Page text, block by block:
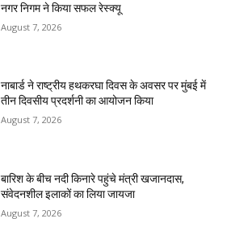
नगर निगम ने किया सफल रेस्क्यू
August 7, 2026
नाबार्ड ने राष्ट्रीय हथकरघा दिवस के अवसर पर मुंबई में
तीन दिवसीय प्रदर्शनी का आयोजन किया
August 7, 2026
बारिश के बीच नदी किनारे पहुंचे मंत्री खजानदास,
संवेदनशील इलाकों का लिया जायजा
August 7, 2026